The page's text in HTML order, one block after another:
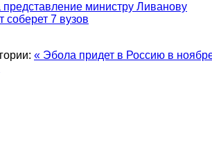
представление министру Ливанову
соберет 7 вузов
« Эбола придет в Россию в